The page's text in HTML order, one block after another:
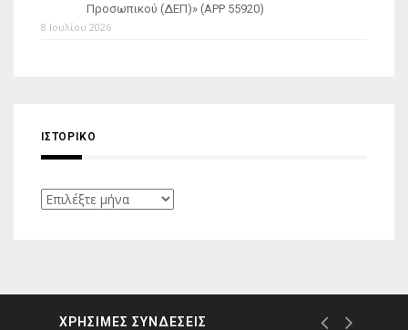
Προσωπικού (ΔΕΠ)» (APP 55920)
8 Ιουλίου 2026
ΙΣΤΟΡΙΚΌ
Ιστορικό
ΧΡΗΣΙΜΕΣ ΣΥΝΔΕΣΕΙΣ